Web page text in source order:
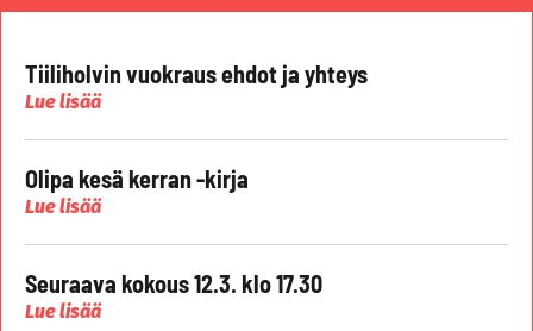
Tiiliholvin vuokraus ehdot ja yhteys
Lue lisää
Olipa kesä kerran -kirja
Lue lisää
Seuraava kokous 12.3. klo 17.30
Lue lisää